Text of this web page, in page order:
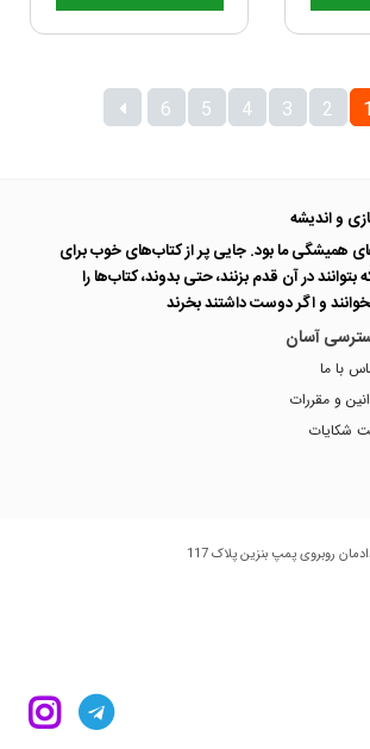
1
2
3
4
5
6
و اندیشه
همیشگی ما بود. جایی پر از کتاب‌های خوب برای
بتوانند در آن قدم بزنند، حتی بدوند، کتاب‌ها را
و اگر دوست داشتند بخرند
آسان
با ما
و مقررات
شکایات
روبروی پمپ بنزین پلاک 117